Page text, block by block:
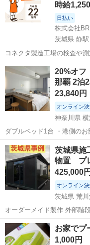
時給
日払い
株式会社
茨城県 静駅
コネクタ製造工場の検査や
日128日★クリーンルーム内
★就業先食堂利用可！日払い制
工場のお仕事 ◇コネクタ製
茨城 常陸大宮市
20%オフ
那覇 2泊
23,840円
オンライン
神奈川県
ダブルベッド1台 ・港側のお
よりお…
神奈川 横浜市 宿泊券
茨城県
物置 プ
425,000円
オンライン
茨城県 荒川
オーダーメイド製作 外部
事務所・店舗…
茨城 つくば市 荒川
お家でプ
1,000円